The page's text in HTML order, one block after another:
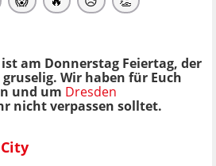
ist am Donnerstag Feiertag, der
Wir haben für Euch
und um Dresden
nicht verpassen solltet.